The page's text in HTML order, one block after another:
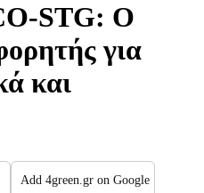
STG: Ο
για
και
Add 4green.gr on Google